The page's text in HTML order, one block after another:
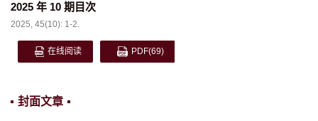
2025 年 10 期目次
2025, 45(10): 1-2.
在线阅读 PDF(69)
封面文章